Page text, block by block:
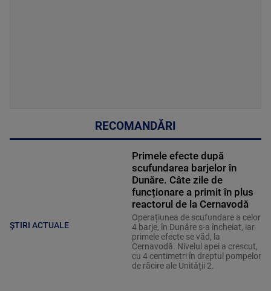
RECOMANDĂRI
ȘTIRI ACTUALE
Primele efecte după
scufundarea barjelor în
Dunăre. Câte zile de
funcționare a primit în plus
reactorul de la Cernavodă
Operațiunea de scufundare a celor
4 barje, în Dunăre s-a încheiat, iar
primele efecte se văd, la
Cernavodă. Nivelul apei a crescut,
cu 4 centimetri în dreptul pompelor
de răcire ale Unității 2.